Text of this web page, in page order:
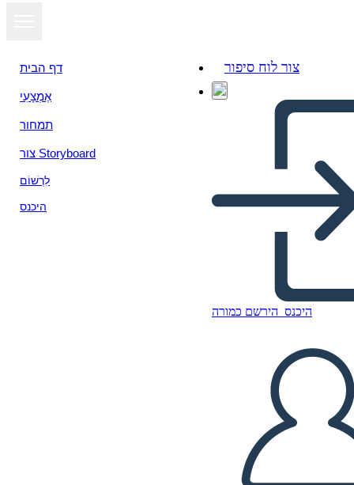
דף הבית
אֶמְצָעִי
תמחור
צור Storyboard
לִרְשׁוֹם
היכנס
צור לוח סיפור
היכנס הירשם כמורה